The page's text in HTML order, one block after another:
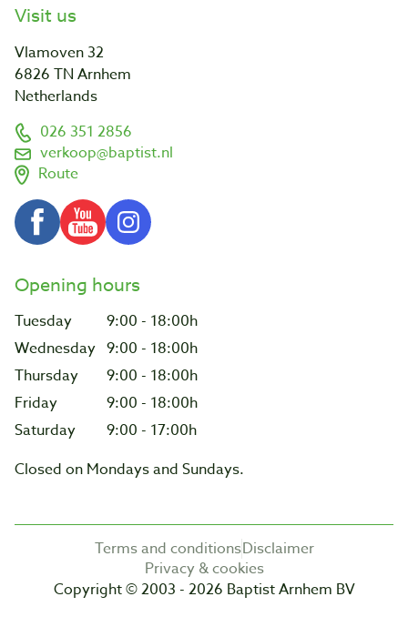
Visit us
Vlamoven 32
6826 TN Arnhem
Netherlands
026 351 2856
verkoop@baptist.nl
Route
Opening hours
Tuesday
9:00 - 18:00h
Wednesday 9:00 - 18:00h
Thursday
9:00 - 18:00h
Friday
9:00 - 18:00h
Saturday
9:00 - 17:00h
Closed on Mondays and Sundays.
Terms and conditionsDisclaimer
Privacy & cookies
Copyright © 2003 - 2026 Baptist Arnhem BV